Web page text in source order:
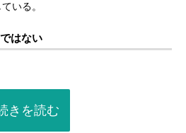
いる。
はない
きを読む